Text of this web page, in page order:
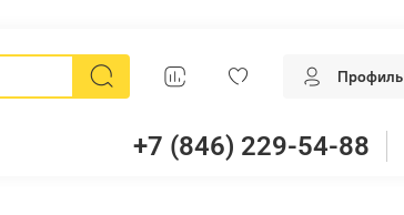
Профиль
+7 (846) 229-54-88